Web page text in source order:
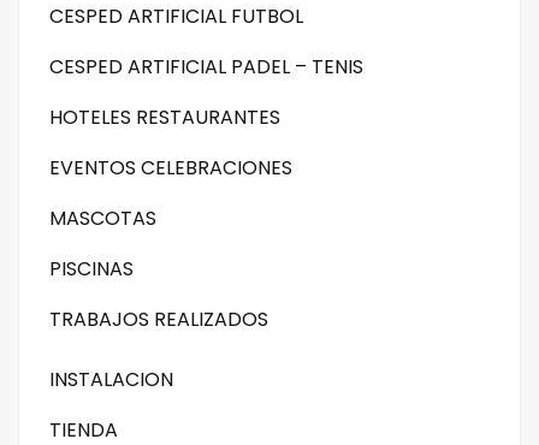
CESPED ARTIFICIAL FUTBOL
CESPED ARTIFICIAL PADEL – TENIS
HOTELES RESTAURANTES
EVENTOS CELEBRACIONES
MASCOTAS
PISCINAS
TRABAJOS REALIZADOS
INSTALACION
TIENDA